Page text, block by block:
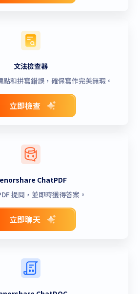
文法檢查器
點和拼寫錯誤，確保寫作完美無瑕。
立即檢查
ChatPDF
提問，並即時獲得答案。
立即聊天